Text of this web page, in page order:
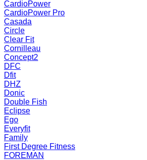
CardioPower
CardioPower Pro
Casada
Circle
Clear Fit
Cornilleau
Concept2
DFC
Dfit
DHZ
Donic
Double Fish
Eclipse
Ego
Everyfit
Family
First Degree Fitness
FOREMAN